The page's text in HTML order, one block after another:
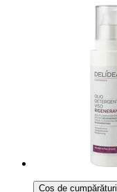
Coș de cumpărături